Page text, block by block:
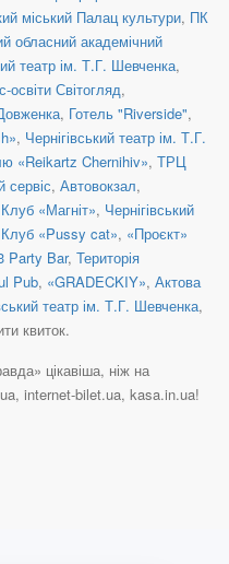
міський Палац культури, ПК
обласний академічний
театр ім. Т.Г. Шевченка,
освіти Світогляд,
, Готель "Riverside",
, Чернігівський театр ім. Т.Г.
«Reikartz Chernihiv», ТРЦ
сервіс, Автовокзал,
Клуб «Магніт», Чернігівський
Клуб «Pussy cat», «Проєкт»
Party Bar, Територія
Pub, «GRADECKIY», Актова
театр ім. Т.Г. Шевченка,
квиток.
цікавіша, ніж на
internet-bilet.ua, kasa.in.ua!